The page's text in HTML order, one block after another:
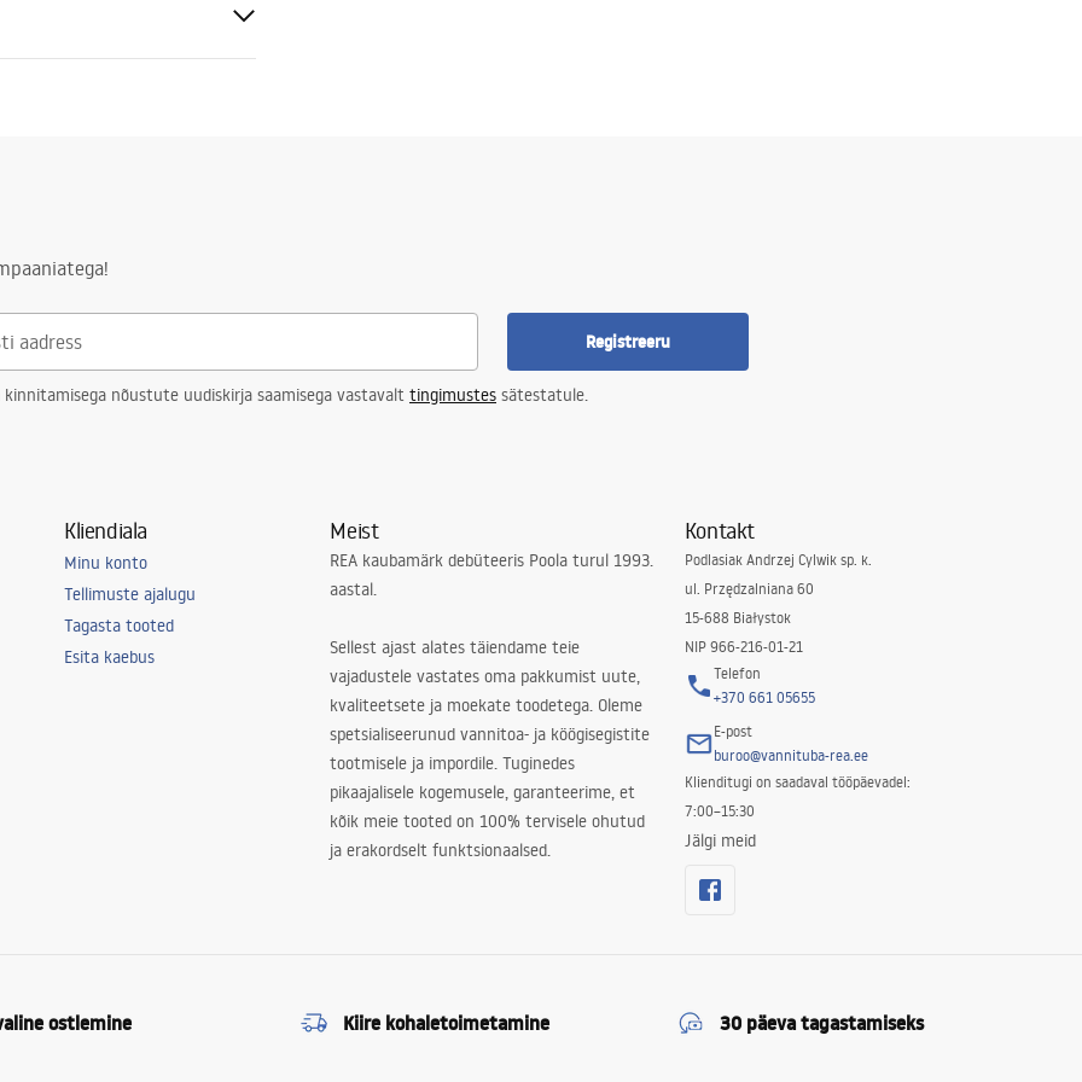
Registreeru
kinnitamisega nõustute uudiskirja saamisega vastavalt tingimustes sätestatule.
Kliendiala
Minu konto
Tellimuste ajalugu
Tagasta tooted
Esita kaebus
Meist
REA kaubamärk debüteeris Poola turul 1993.
aastal.
Sellest ajast alates täiendame teie
vajadustele vastates oma pakkumist uute,
kvaliteetsete ja moekate toodetega. Oleme
spetsialiseerunud vannitoa- ja köögisegistite
tootmisele ja impordile. Tuginedes
pikaajalisele kogemusele, garanteerime, et
kõik meie tooted on 100% tervisele ohutud
ja erakordselt funktsionaalsed.
Kontakt
Podlasiak Andrzej Cylwik sp. k.
ul. Przędzalniana 60
15-688 Białystok
NIP 966-216-01-21
Telefon
+370 661 05655
E-post
buroo@vannituba-rea.ee
Klienditugi on saadaval tööpäevadel:
7:00–15:30
Jälgi meid
ostlemine Kiire kohaletoimetamine 30 päeva tagastamiseks